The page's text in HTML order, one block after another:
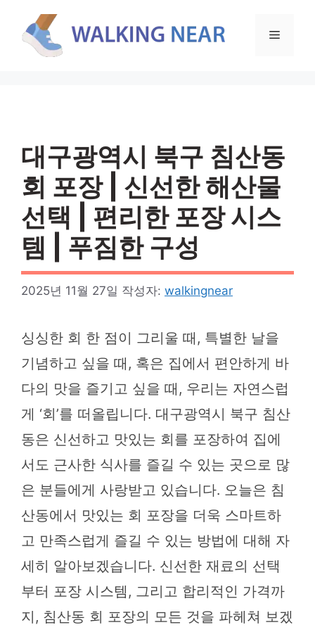
메
대구광역시 북구 침산동
회 포장 | 신선한 해산물
선택 | 편리한 포장 시스
템 | 푸짐한 구성
2025년 11월 27일 작성자: walkingnear
싱싱한 회 한 점이 그리울 때, 특별한 날을
기념하고 싶을 때, 혹은 집에서 편안하게 바
다의 맛을 즐기고 싶을 때, 우리는 자연스럽
게 ‘회’를 떠올립니다. 대구광역시 북구 침산
동은 신선하고 맛있는 회를 포장하여 집에
서도 근사한 식사를 즐길 수 있는 곳으로 많
은 분들에게 사랑받고 있습니다. 오늘은 침
산동에서 맛있는 회 포장을 더욱 스마트하
고 만족스럽게 즐길 수 있는 방법에 대해 자
세히 알아보겠습니다. 신선한 재료의 선택
부터 포장 시스템, 그리고 합리적인 가격까
지, 침산동 회 포장의 모든 것을 파헤쳐 보겠